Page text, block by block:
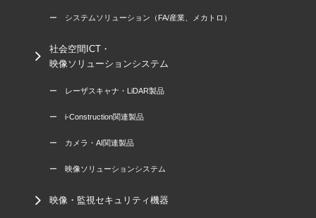
ー システムソリューション（FA/産業、メカトロ）
社会空間ICT・
映像ソリューションシステム
ー レーザスキャナ・LiDAR製品
ー i-Construction関連製品
ー カメラ・AI関連製品
ー 映像ソリューションシステム
映像・監視セキュリティ機器